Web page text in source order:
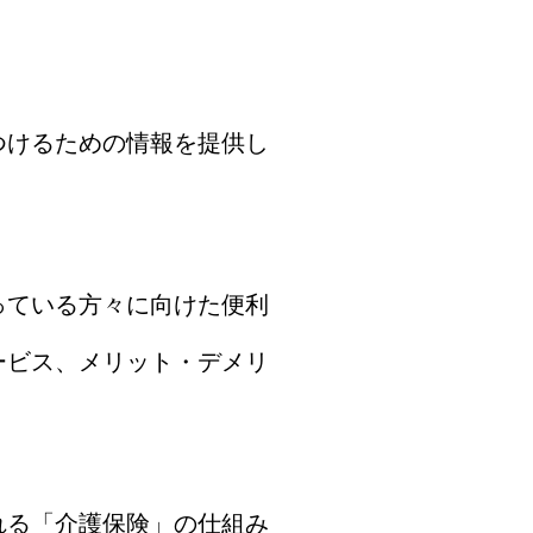
るための情報を提供し
いる方々に向けた便利
ス、メリット・デメリ
「介護保険」の仕組み